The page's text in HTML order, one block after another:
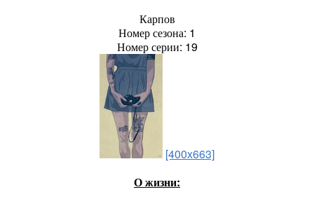
Карпов
Номер сезона: 1
Номер серии: 19
[400x663]
О жизни: